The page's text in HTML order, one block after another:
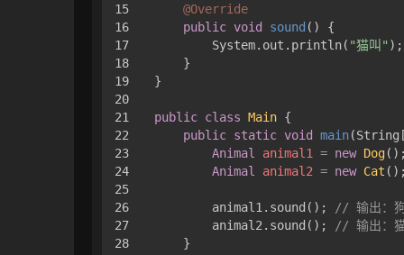
15
16
17
18
19
20
21
22
23
24
25
26
27
28
@Override
public void sound ()
{
        System.out.println(
"猫叫" );
    }
}
public class Main {
public static void main
Animal
animal1 = new Dog();
Animal
animal2 = new Cat ();
        animal1.sound();
// 输出：
        animal2.sound();
// 输出：
    }